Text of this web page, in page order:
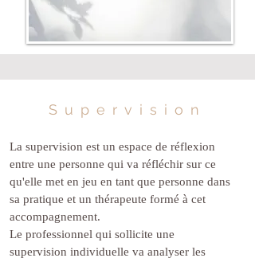
Supervision
La supervision est un espace de réflexion
entre une personne qui va réfléchir sur ce
qu'elle met en jeu en tant que personne dans
sa pratique et un thérapeute formé à cet
accompagnement.
Le professionnel qui sollicite une
supervision individuelle va analyser les